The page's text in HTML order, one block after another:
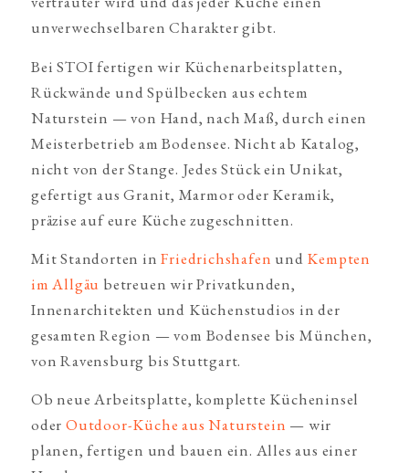
unverwechselbaren Charakter gibt.
Bei STOI fertigen wir Küchenarbeitsplatten,
Rückwände und Spülbecken aus echtem
Naturstein — von Hand, nach Maß, durch einen
Meisterbetrieb am Bodensee. Nicht ab Katalog,
nicht von der Stange. Jedes Stück ein Unikat,
gefertigt aus Granit, Marmor oder Keramik,
präzise auf eure Küche zugeschnitten.
Mit Standorten inFriedrichshafen und Kempten
im Allgäu betreuen wir Privatkunden,
Innenarchitekten und Küchenstudios in der
gesamten Region — vom Bodensee bis München,
von Ravensburg bis Stuttgart.
Ob neue Arbeitsplatte, komplette Kücheninsel
oder Outdoor-Küche aus Naturstein — wir
planen, fertigen und bauen ein. Alles aus einer